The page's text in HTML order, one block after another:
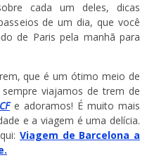
cada um deles, dicas
de um dia, que você
de Paris pela manhã para
que é um ótimo meio de
viajamos de trem de
e adoramos! É muito mais
e a viagem é uma delícia.
Viagem de Barcelona a